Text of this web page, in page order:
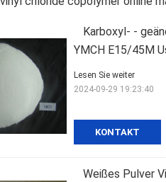
Karboxyl- -
YMCH E15/45M
KONTAKT
Lesen Sie weiter
2024-09-29 19:23:40
Weißes Pulver